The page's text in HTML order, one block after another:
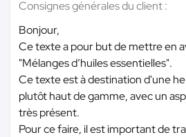
Consignes générales du client :
Bonjour,
Ce texte a pour but de mettre en
"Mélanges d’huiles essentielles".
Ce texte est à destination d'une
plutôt haut de gamme, avec un
très présent.
Pour ce faire, il est important de